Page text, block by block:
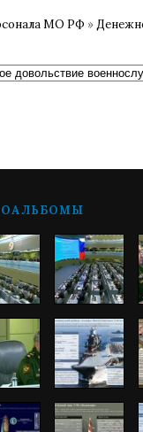
МО РФ »